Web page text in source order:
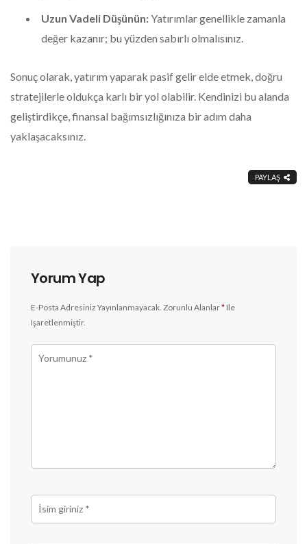
Uzun Vadeli Düşünün:Yatırımlar genellikle zamanla
değer kazanır; bu yüzden sabırlı olmalısınız.
Sonuç olarak, yatırım yaparak pasif gelir elde etmek, doğru
stratejilerle oldukça karlı bir yol olabilir. Kendinizi bu alanda
geliştirdikçe, finansal bağımsızlığınıza bir adım daha
yaklaşacaksınız.
PAYLAŞ
Yorum Yap
E-Posta Adresiniz Yayınlanmayacak. Zorunlu Alanlar* Ile
Işaretlenmiştir.